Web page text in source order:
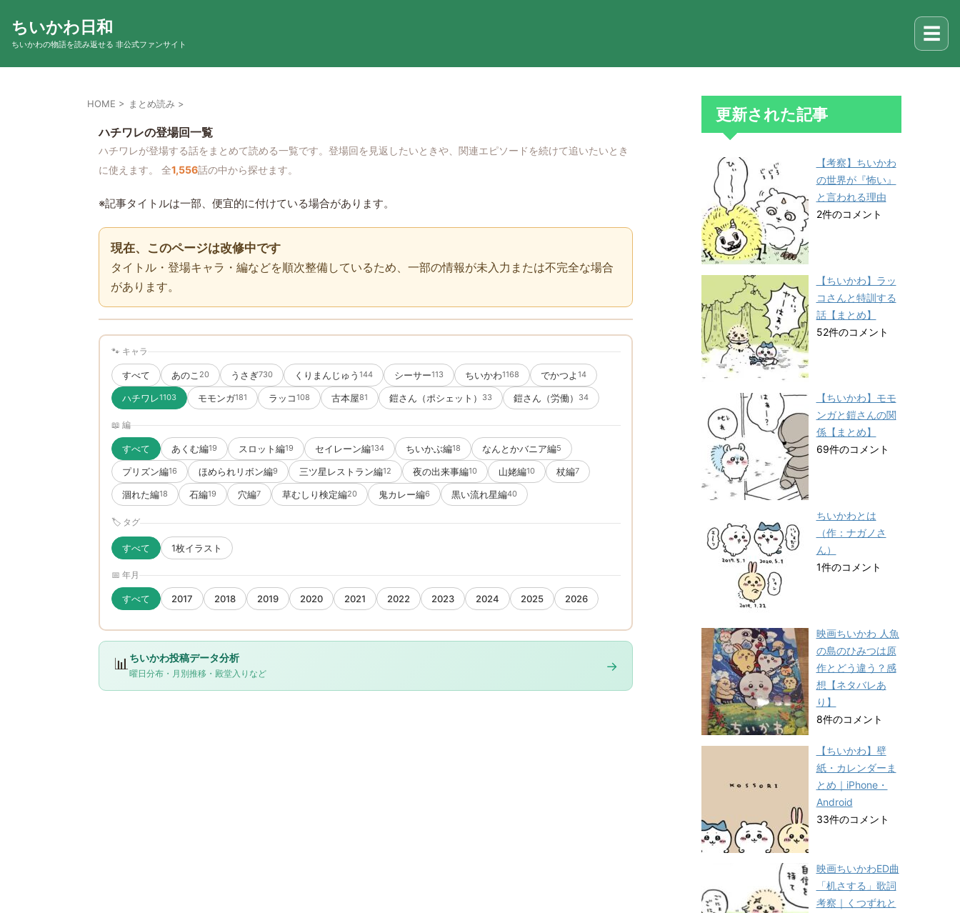
ちいかわ日和
ちいかわの物語を読み返せる 非公式ファンサイト ☰
HOME > まとめ読み >
ハチワレの登場回一覧
ハチワレが登場する話をまとめて読める一覧です。登場回を見返したいときや、関連エピソードを続けて追いたいとき
に使えます。 全1,556話の中から探せます。
※記事タイトルは一部、便宜的に付けている場合があります。
現在、このページは改修中です
タイトル・登場キャラ・編などを順次整備しているため、一部の情報が未入力または不完全な場合
があります。
🐾 キャラ
すべて あのこ 20 うさぎ730 くりまんじゅう 144 シーサー113 ちいかわ1168 でかつよ 14
ハチワレ1103 モモンガ181 ラッコ108 古本屋81 鎧さん（ポシェット） 33 鎧さん（労働） 34
📖 編
すべて あくむ編19 スロット編19 セイレーン編134 ちいかぶ編18 なんとかバニア編5
プリズン編16 ほめられリボン編9 三ツ星レストラン編12 夜の出来事編10 山姥編10 杖編7
涸れた編18 石編19 穴編7 草むしり検定編20 鬼カレー編6 黒い流れ星編40
🏷 タグ
すべて 1枚イラスト
📅 年月
すべて 2017 2018 2019 2020 2021 2022 2023 2024 2025 2026
📊 ちいかわ投稿データ分析
曜日分布・月別推移・殿堂入りなど →
更新された記事
【考察】ちいかわ
の世界が『怖い』
と言われる理由
2件のコメント
【ちいかわ】ラッ
コさんと特訓する
話【まとめ】
52件のコメント
【ちいかわ】モモ
ンガと鎧さんの関
係【まとめ】
69件のコメント
ちいかわとは
（作：ナガノさ
ん）
1件のコメント
映画ちいかわ 人魚
の島のひみつは原
作とどう違う？感
想【ネタバレあ
り】
8件のコメント
【ちいかわ】壁
紙・カレンダーま
とめ｜iPhone・
Android
33件のコメント
映画ちいかわED曲
「机さする」歌詞
考察｜くつずれと